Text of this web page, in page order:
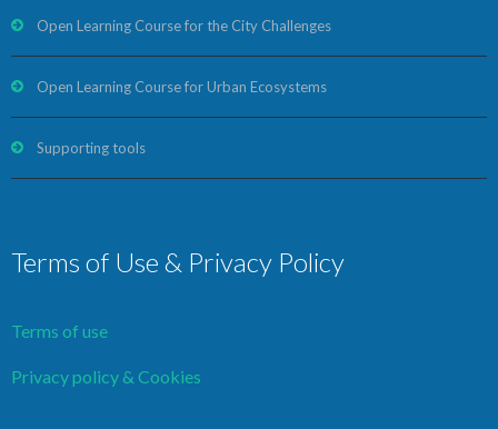
Open Learning Course for the City Challenges
Open Learning Course for Urban Ecosystems
Supporting tools
Terms of Use & Privacy Policy
Terms of use
Privacy policy & Cookies